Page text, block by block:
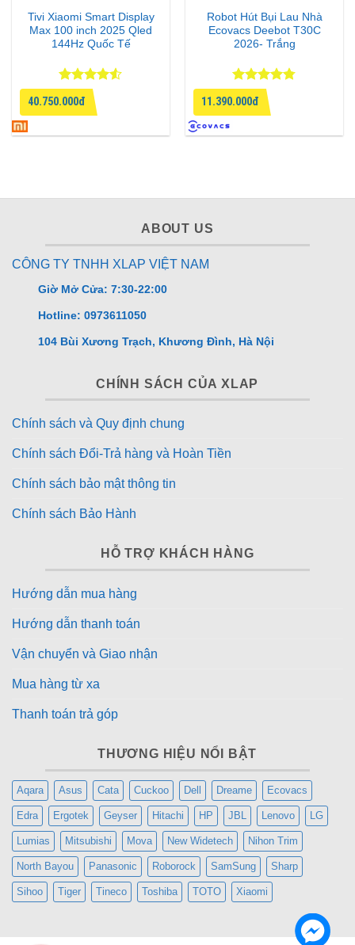
Tivi Xiaomi Smart Display
Max 100 inch 2025 Qled
144Hz Quốc Tế
Được xếp
hạng
4.5
5 sao
40.750.000đ
Robot Hút Bụi Lau Nhà
Ecovacs Deebot T30C
2026- Trắng
Được xếp
hạng
4.75
5 sao
11.390.000đ
ABOUT US
CÔNG TY TNHH XLAP VIỆT NAM
Giờ Mở Cửa: 7:30-22:00
Hotline: 0973611050
104 Bùi Xương Trạch, Khương Đình, Hà Nội
CHÍNH SÁCH CỦA XLAP
Chính sách và Quy định chung
Chính sách Đổi-Trả hàng và Hoàn Tiền
Chính sách bảo mật thông tin
Chính sách Bảo Hành
HỖ TRỢ KHÁCH HÀNG
Hướng dẫn mua hàng
Hướng dẫn thanh toán
Vận chuyển và Giao nhận
Mua hàng từ xa
Thanh toán trả góp
THƯƠNG HIỆU NỔI BẬT
Aqara Asus Cata Cuckoo Dell Dreame Ecovacs
Edra Ergotek Geyser Hitachi HP JBL Lenovo LG
Lumias Mitsubishi Mova New Widetech Nihon Trim
North Bayou Panasonic Roborock SamSung Sharp
Sihoo Tiger Tineco Toshiba TOTO Xiaomi